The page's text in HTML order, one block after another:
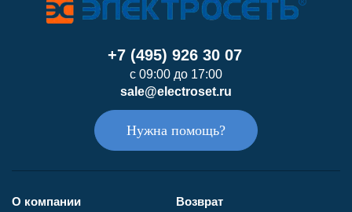
+7 (495) 926 30 07
с 09:00 до 17:00
sale@electroset.ru
Нужна помощь?
О компании
Возврат